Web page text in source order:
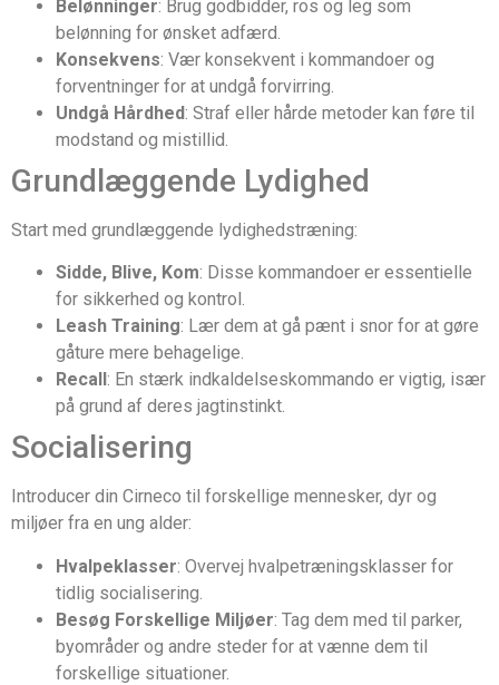
Belønninger: Brug godbidder, ros og leg som
belønning for ønsket adfærd.
Konsekvens: Vær konsekvent i kommandoer og
forventninger for at undgå forvirring.
Undgå Hårdhed: Straf eller hårde metoder kan føre til
modstand og mistillid.
Grundlæggende Lydighed
Start med grundlæggende lydighedstræning:
Sidde, Blive, Kom: Disse kommandoer er essentielle
for sikkerhed og kontrol.
Leash Training: Lær dem at gå pænt i snor for at gøre
gåture mere behagelige.
Recall : En stærk indkaldelseskommando er vigtig, især
på grund af deres jagtinstinkt.
Socialisering
Introducer din Cirneco til forskellige mennesker, dyr og
miljøer fra en ung alder:
Hvalpeklasser: Overvej hvalpetræningsklasser for
tidlig socialisering.
Besøg Forskellige Miljøer: Tag dem med til parker,
byområder og andre steder for at vænne dem til
forskellige situationer.